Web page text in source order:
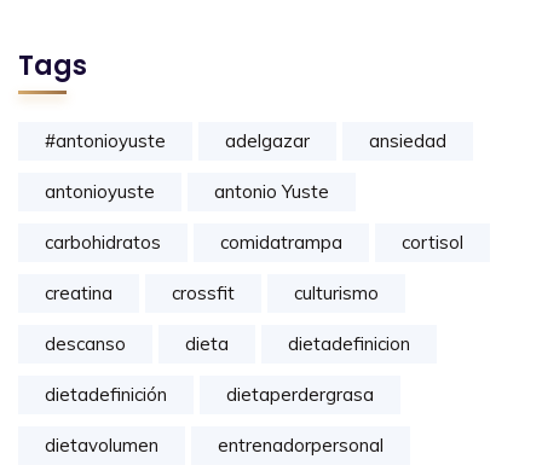
Tags
#antonioyuste adelgazar ansiedad
antonioyuste antonio Yuste
carbohidratos comidatrampa cortisol
creatina crossfit culturismo
descanso dieta dietadefinicion
dietadefinición dietaperdergrasa
dietavolumen entrenadorpersonal